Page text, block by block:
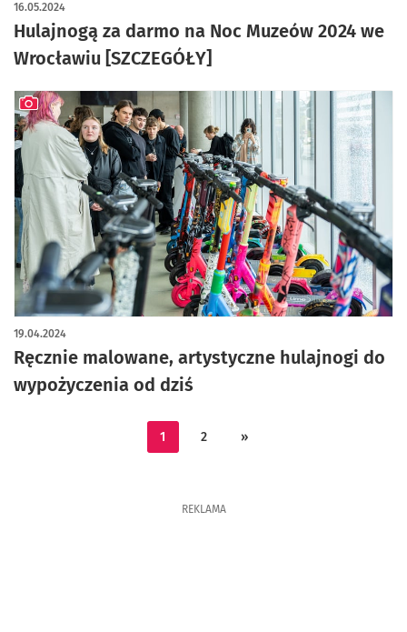
Hulajnogą za darmo na Noc Muzeów 2024 we
Wrocławiu [SZCZEGÓŁY]
16.05.2024
Ręcznie malowane, artystyczne hulajnogi do
wypożyczenia od dziś
19.04.2024
artykuł z galerią zdjęć
1 2 »
REKLAMA